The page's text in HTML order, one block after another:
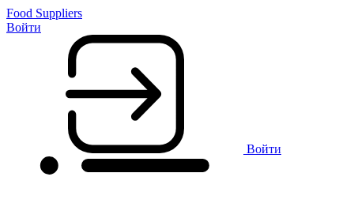
Food Suppliers
Войти
Войти